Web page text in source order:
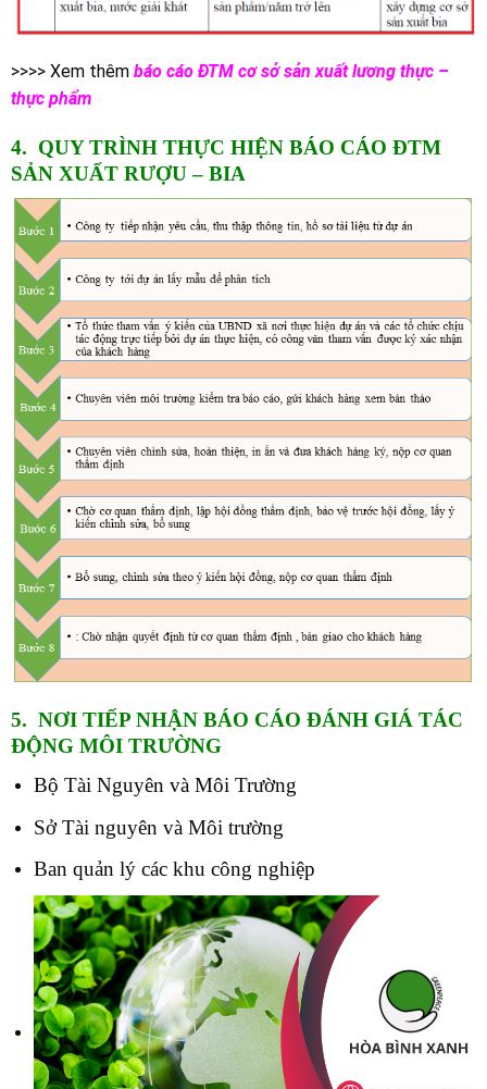
>>>> Xem thêm báo cáo ĐTM cơ sở sản xuất lương thực –
thực phẩm
4. QUY TRÌNH THỰC HIỆN BÁO CÁO ĐTM
SẢN XUẤT RƯỢU – BIA
5. NƠI TIẾP NHẬN BÁO CÁO ĐÁNH GIÁ TÁC
ĐỘNG MÔI TRƯỜNG
Bộ Tài Nguyên và Môi Trường
Sở Tài nguyên và Môi trường
Ban quản lý các khu công nghiệp